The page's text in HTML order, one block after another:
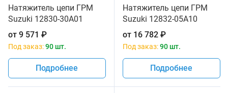
Натяжитель цепи ГРМ
Suzuki 12830-30A01
от 9 571 ₽
Под заказ:90 шт.
Подробнее
Натяжитель цепи ГРМ
Suzuki 12832-05A10
от 16 782₽
Под заказ:90 шт.
Подробнее